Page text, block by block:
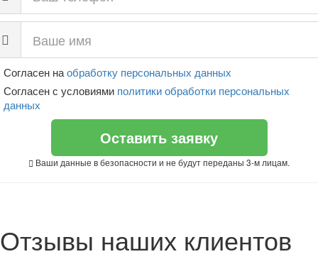
Согласен наобработку персональных данных
Согласен с условиями политики обработки персональных
данных
Оставить заявку
Ваши данные в безопасности и не будут переданы 3-м лицам.
Отзывы наших клиентов